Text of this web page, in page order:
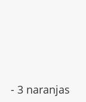
- 3 naranjas